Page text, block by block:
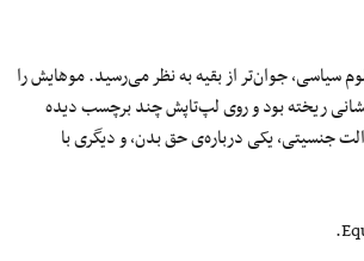
سیاسی، جوان‌تر از بقیه به نظر می‌رسید. موهایش را
ریخته بود و روی لپ‌تاپش چند برچسب دیده
جنسیتی، یکی درباره‌ی حق بدن، و دیگری با